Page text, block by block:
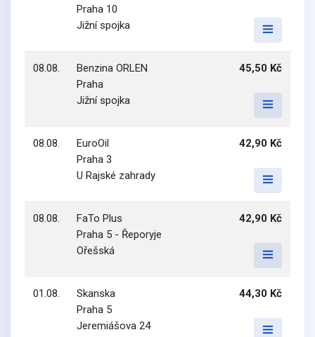
Praha 10
Jižní spojka
08.08.
Benzina ORLEN
Praha
Jižní spojka
45,50 Kč
08.08.
EuroOil
Praha 3
U Rajské zahrady
42,90 Kč
08.08.
FaTo Plus
Praha 5 - Řeporyje
Ořešská
42,90 Kč
01.08.
Skanska
Praha 5
Jeremiášova 24
44,30 Kč